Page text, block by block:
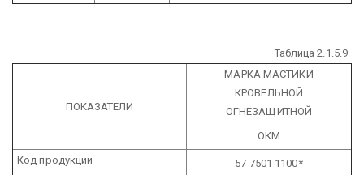
Таблица 2.1.5.9
ПОКАЗАТЕЛИ
МАРКА МАСТИКИ
КРОВЕЛЬНОЙ
ОГНЕЗАЩИТНОЙ
ОКМ
Код продукции
57 7501 1100*